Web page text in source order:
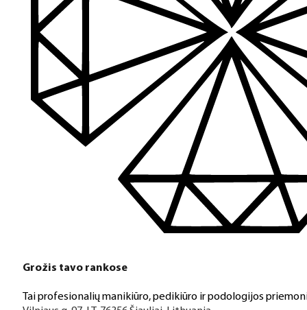
Grožis tavo rankose
Tai profesionalių manikiūro, pedikiūro ir podologijos